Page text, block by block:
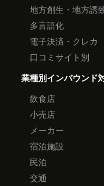
地方創生・地方誘
多言語化
電子決済・クレカ
口コミサイト別
業種別インバウンド
飲食店
小売店
メーカー
宿泊施設
民泊
交通